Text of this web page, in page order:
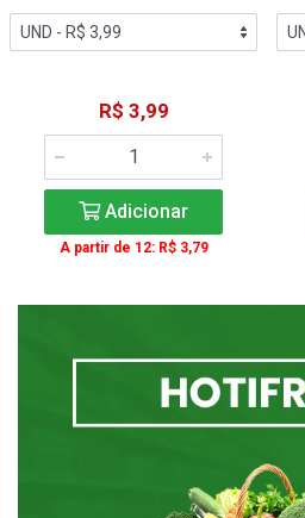
R$ 3,99
Adicionar
A partir de 12: R$ 3,79